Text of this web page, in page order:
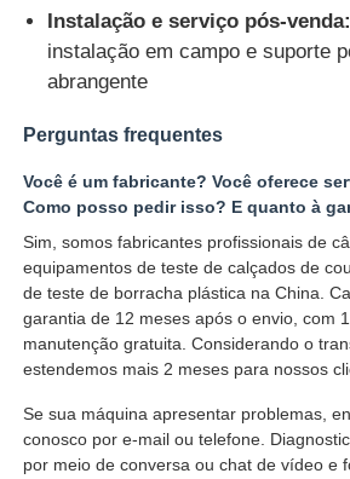
Instalação e serviço pós-venda:
instalação em campo e suporte
abrangente
Perguntas frequentes
Você é um fabricante? Você oferece
Como posso pedir isso? E quanto à
Sim, somos fabricantes profissionais de
equipamentos de teste de calçados de
de teste de borracha plástica na China.
garantia de 12 meses após o envio, com
manutenção gratuita. Considerando o
estendemos mais 2 meses para nossos
Se sua máquina apresentar problemas,
conosco por e-mail ou telefone.
por meio de conversa ou chat de vídeo e